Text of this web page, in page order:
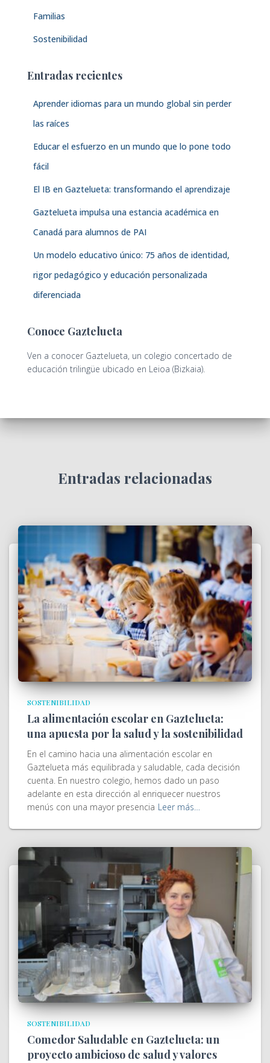
Familias
Sostenibilidad
Entradas recientes
Aprender idiomas para un mundo global sin perder
las raíces
Educar el esfuerzo en un mundo que lo pone todo
fácil
El IB en Gaztelueta: transformando el aprendizaje
Gaztelueta impulsa una estancia académica en
Canadá para alumnos de PAI
Un modelo educativo único: 75 años de identidad,
rigor pedagógico y educación personalizada
diferenciada
Conoce Gaztelueta
Ven a conocer Gaztelueta, un colegio concertado de
educación trilingüe ubicado en Leioa (Bizkaia).
Entradas relacionadas
SOSTENIBILIDAD
La alimentación escolar en Gaztelueta:
una apuesta por la salud y la sostenibilidad
En el camino hacia una alimentación escolar en
Gaztelueta más equilibrada y saludable, cada decisión
cuenta. En nuestro colegio, hemos dado un paso
adelante en esta dirección al enriquecer nuestros
menús con una mayor presencia Leer más…
SOSTENIBILIDAD
Comedor Saludable en Gaztelueta: un
proyecto ambicioso de salud y valores